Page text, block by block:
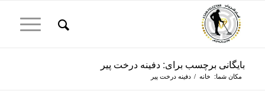
بایگانی برچسب برای: دفینه درخت پیر
مکان شما: خانه / دفینه درخت پیر